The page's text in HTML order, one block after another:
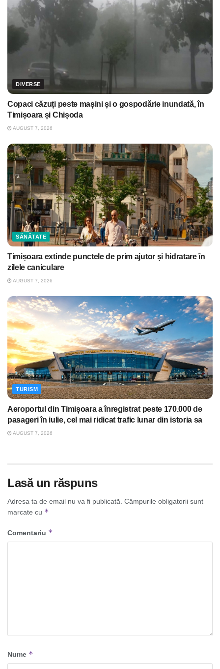
DIVERSE
Copaci căzuți peste mașini și o gospodărie inundată, în
Timișoara și Chișoda
AUGUST 7, 2026
SĂNĂTATE
Timișoara extinde punctele de prim ajutor și hidratare în
zilele caniculare
AUGUST 7, 2026
TURISM
Aeroportul din Timișoara a înregistrat peste 170.000 de
pasageri în iulie, cel mai ridicat trafic lunar din istoria sa
AUGUST 7, 2026
Lasă un răspuns
Adresa ta de email nu va fi publicată. Câmpurile obligatorii sunt
marcate cu *
Comentariu *
Nume *